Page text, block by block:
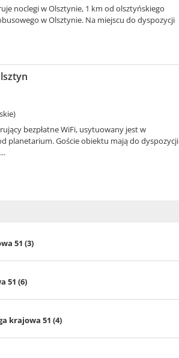
noclegi w Olsztynie, 1 km od olsztyńskiego
w Olsztynie. Na miejscu do dyspozycji
bezpłatne WiFi, usytuowany jest w
planetarium. Goście obiektu mają do dyspozycji
51 (3)
51 (6)
krajowa 51 (4)